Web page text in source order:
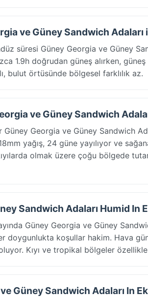
ve Güney Sandwich Adaları
süresi Güney Georgia ve Güney
1.9h doğrudan güneş alırken,
bulut örtüsünde bölgesel farklılık az.
ve Güney Sandwich
Georgia ve Güney Sandwich
yağış, 24 güne yayılıyor ve
olmak üzere çoğu bölgede
Sandwich Adaları Humid In
Güney Georgia ve Güney
doygunlukta koşullar hakim. Hava
Kıyı ve tropikal bölgeler
Güney Sandwich Adaları In